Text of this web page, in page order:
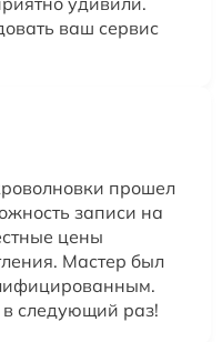
ваш сервис
прошел
записи на
цены
Мастер был
в следующий раз!